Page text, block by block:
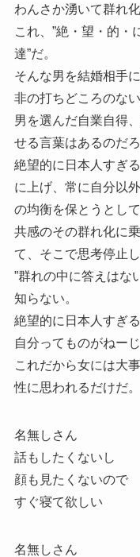
わんさか湧いて群れ化
これ、”絶・望・的・
達”だ。
そんな男を結婚相手
非の打ちどころのな
男を選んだ自業自得
せる言葉はあるのだ
絶望的に日本人すぎ
に上げ、常に自分以
の均衡を保とうとして
共感のその群れ化に
て、そこで思考停止し
”群れの中に答えはな
知らない。
絶望的に日本人すぎ
自分ってものがねーじ
これだから女には大
性に思われるだけだ。
名無しさん
話もしたくないし
顔も見たくないので
すぐ寝て欲しい
名無しさん